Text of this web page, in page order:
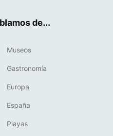
de...
Museos
Gastronomía
Europa
España
Playas